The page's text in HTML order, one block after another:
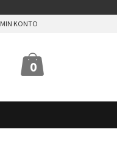
MIN KONTO
0